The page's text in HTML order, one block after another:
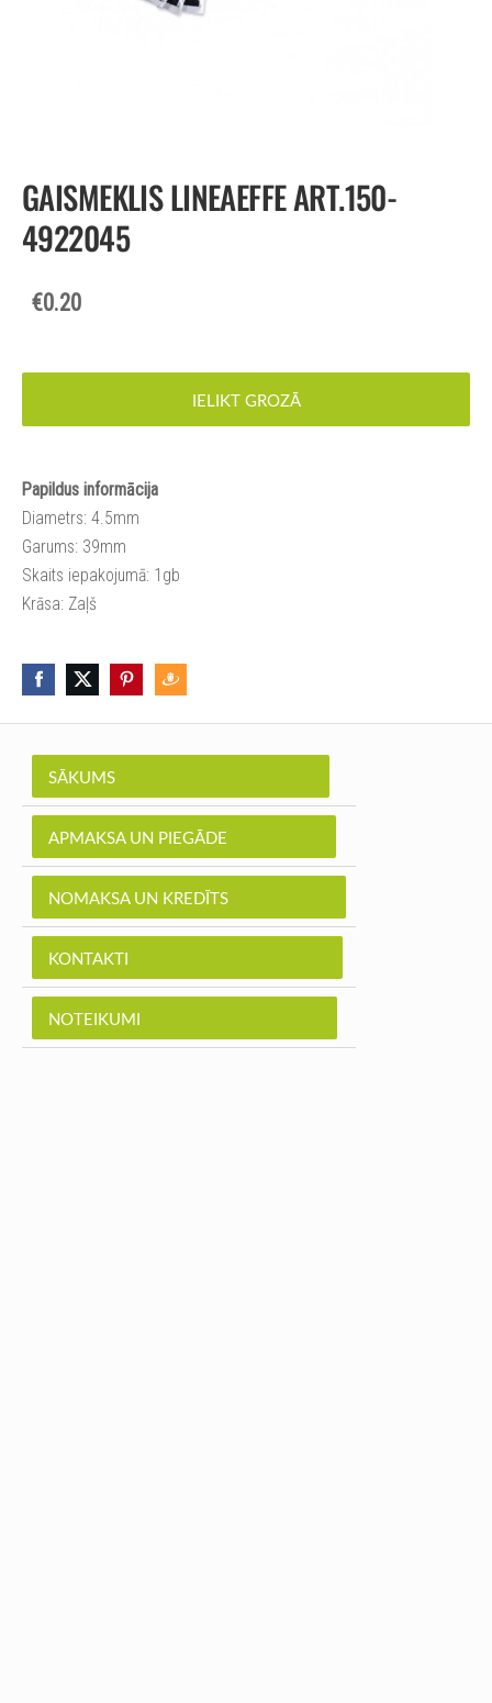
SĀKUMS
APMAKSA UN PIEGĀDE
NOMAKSA UN KREDĪTS
KONTAKTI
NOTEIKUMI
GAISMEKLIS LINEAEFFE ART.150-
4922045
€0.20
IELIKT GROZĀ
Papildus informācija
Diametrs: 4.5mm
Garums: 39mm
Skaits iepakojumā: 1gb
Krāsa: Zaļš